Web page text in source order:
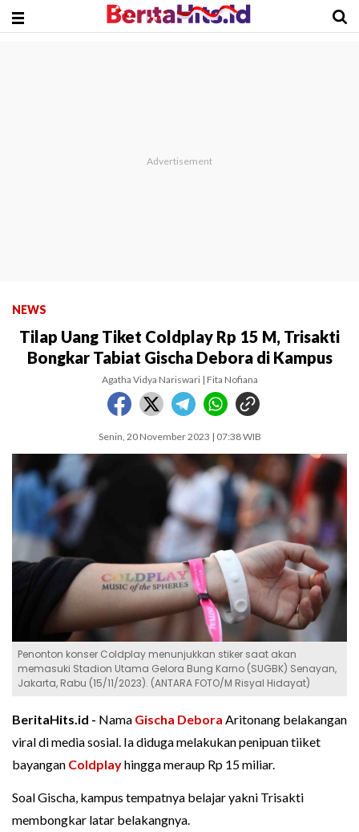
NEWS
Tilap Uang Tiket Coldplay Rp 15 M, Trisakti
Bongkar Tabiat Gischa Debora di Kampus
Agatha Vidya Nariswari | Fita Nofiana
Senin, 20 November 2023 | 07:38 WIB
Penonton konser Coldplay menunjukkan stiker saat akan
memasuki Stadion Utama Gelora Bung Karno (SUGBK) Senayan,
Jakarta, Rabu (15/11/2023). (ANTARA FOTO/M Risyal Hidayat)
BeritaHits.id - Nama Gischa Debora Aritonang belakangan
viral di media sosial. Ia diduga melakukan penipuan tiiket
bayangan Coldplayhingga meraup Rp 15 miliar.
Soal Gischa, kampus tempatnya belajar yakni Trisakti
membongkar latar belakangnya.